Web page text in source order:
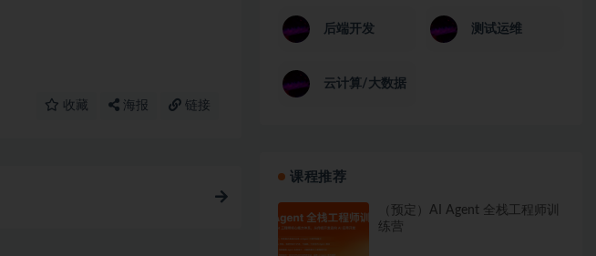
收藏 海报 链接
后端开发 测试运维
云计算/大数据
课程推荐
（预定）AI Agent 全栈工程师训
练营